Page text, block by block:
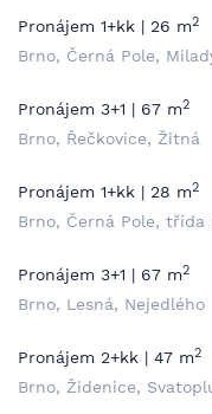
Pronájem 1+kk | 26 m2
Brno, Černá Pole,
Pronájem 3+1 | 67 m2
Brno, Řečkovice, Žitná
Pronájem 1+kk | 28 m2
Brno, Černá Pole, třída
Pronájem 3+1 | 67 m2
Brno, Lesná, Nejedlého
Pronájem 2+kk | 47 m2
Brno, Židenice,